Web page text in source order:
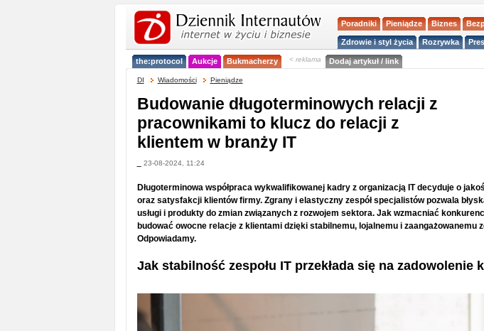
Poradniki Pieniądze Biznes
Zdrowie i styl życia Rozrywka
the:protocol Aukcje Bukmacherzy < reklama Dodaj artykuł / link
DI Wiadomości Pieniądze
Budowanie długoterminowych relacji z
pracownikami to klucz do relacji z
klientem w branży IT
23-08-2024, 11:24
Długoterminowa współpraca wykwalifikowanej kadry z organizacją IT decyduje o
oraz satysfakcji klientów firmy. Zgrany i elastyczny zespół specjalistów pozwala
usługi i produkty do zmian związanych z rozwojem sektora. Jak wzmacniać
budować owocne relacje z klientami dzięki stabilnemu, lojalnemu i zaangażowanemu
Odpowiadamy.
Jak stabilność zespołu IT przekłada się na zadowolenie